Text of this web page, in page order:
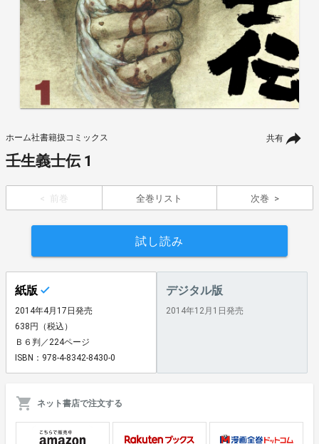
共有
ホーム社書籍扱コミックス
壬生義士伝 1
前巻 全巻リスト 次巻
試し読み
紙版
2014年4月17日発売
638円（税込）
Ｂ６判／224ページ
ISBN：978-4-8342-8430-0
デジタル版
2014年12月1日発売
ネット書店で注文する